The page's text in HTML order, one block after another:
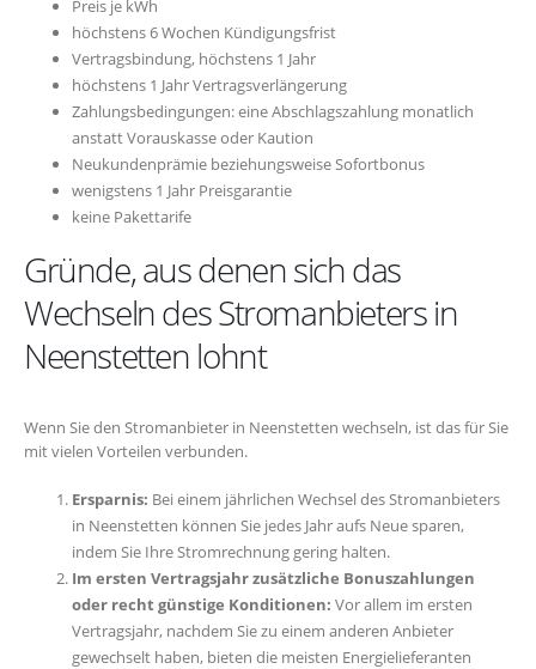
Preis je kWh
höchstens 6 Wochen Kündigungsfrist
Vertragsbindung, höchstens 1 Jahr
höchstens 1 Jahr Vertragsverlängerung
Zahlungsbedingungen: eine Abschlagszahlung monatlich
anstatt Vorauskasse oder Kaution
Neukundenprämie beziehungsweise Sofortbonus
wenigstens 1 Jahr Preisgarantie
keine Pakettarife
Gründe, aus denen sich das
Wechseln des Stromanbieters in
Neenstetten lohnt
Wenn Sie den Stromanbieter in Neenstetten wechseln, ist das für Sie
mit vielen Vorteilen verbunden.
Ersparnis: Bei einem jährlichen Wechsel des Stromanbieters
in Neenstetten können Sie jedes Jahr aufs Neue sparen,
indem Sie Ihre Stromrechnung gering halten.
Im ersten Vertragsjahr zusätzliche Bonuszahlungen
oder recht günstige Konditionen: Vor allem im ersten
Vertragsjahr, nachdem Sie zu einem anderen Anbieter
gewechselt haben, bieten die meisten Energielieferanten